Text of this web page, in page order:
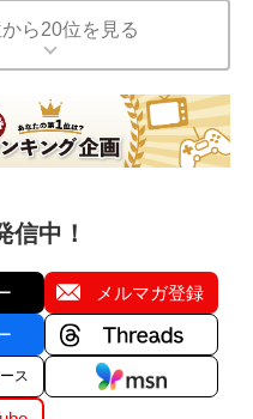
ら20位を見る
信中！
メルマガ登録
ス